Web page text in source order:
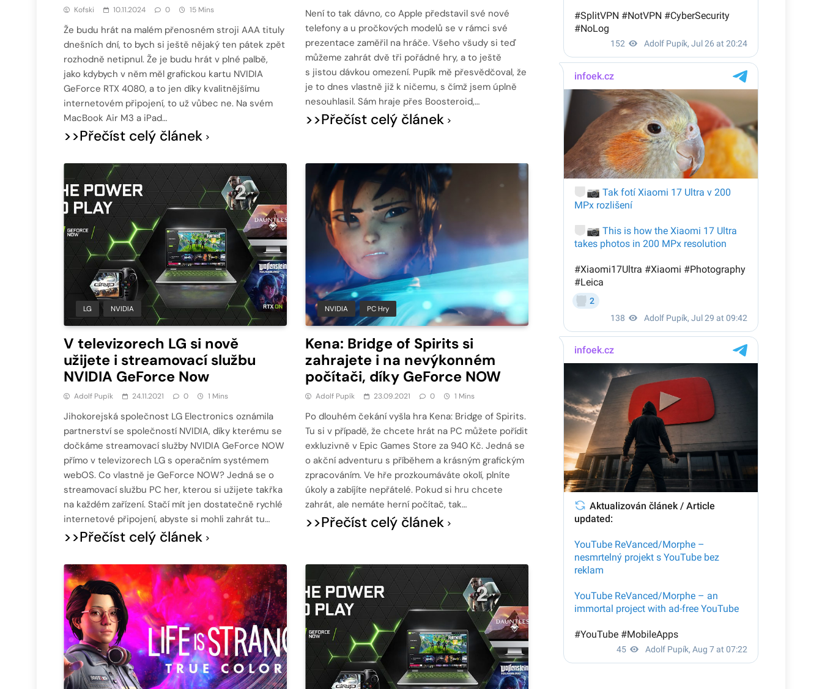
Kofski 10.11.2024 0 15 Mins
Že budu hrát na malém přenosném stroji AAA tituly
dnešních dní, to bych si ještě nějaký ten pátek zpět
rozhodně netipnul. Že je budu hrát v plné palbě,
jako kdybych v něm měl grafickou kartu NVIDIA
GeForce RTX 4080, a to jen díky kvalitnějšímu
internetovém připojení, to už vůbec ne. Na svém
MacBook Air M3 a iPad…
>>Přečíst celý článek
Není to tak dávno, co Apple představil své nové
telefony a u pročkových modelů se v rámci své
prezentace zaměřil na hráče. Všeho všudy si teď
můžeme zahrát dvě tři pořádné hry, a to ještě
s jistou dávkou omezení. Pupík mě přesvědčoval, že
je to dnes vlastně již k ničemu, s čímž jsem úplně
nesouhlasil. Sám hraje přes Boosteroid,…
>>Přečíst celý článek
LG NVIDIA
V televizorech LG si nově
užijete i streamovací službu
NVIDIA GeForce Now
Adolf Pupík 24.11.2021 0 1 Mins
Jihokorejská společnost LG Electronics oznámila
partnerství se společností NVIDIA, díky kterému se
dočkáme streamovací služby NVIDIA GeForce NOW
přímo v televizorech LG s operačním systémem
webOS. Co vlastně je GeForce NOW? Jedná se o
streamovací službu PC her, kterou si užijete takřka
na každém zařízení. Stačí mít jen dostatečně rychlé
internetové připojení, abyste si mohli zahrát tu…
>>Přečíst celý článek
NVIDIA PC Hry
Kena: Bridge of Spirits si
zahrajete i na nevýkonném
počítači, díky GeForce NOW
Adolf Pupík 23.09.2021 0 1 Mins
Po dlouhém čekání vyšla hra Kena: Bridge of Spirits.
Tu si v případě, že chcete hrát na PC můžete pořídit
exkluzivně v Epic Games Store za 940 Kč. Jedná se
o akční adventuru s příběhem a krásným grafickým
zpracováním. Ve hře prozkoumáváte okolí, plníte
úkoly a zabíjíte nepřátelé. Pokud si hru chcete
zahrát, ale nemáte herní počítač, tak…
>>Přečíst celý článek